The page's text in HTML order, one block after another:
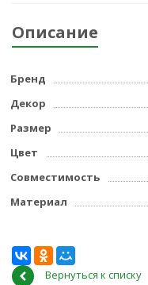
Описание
Бренд
Декор
Размер
Цвет
Совместимость
Материал
Вернуться к списку